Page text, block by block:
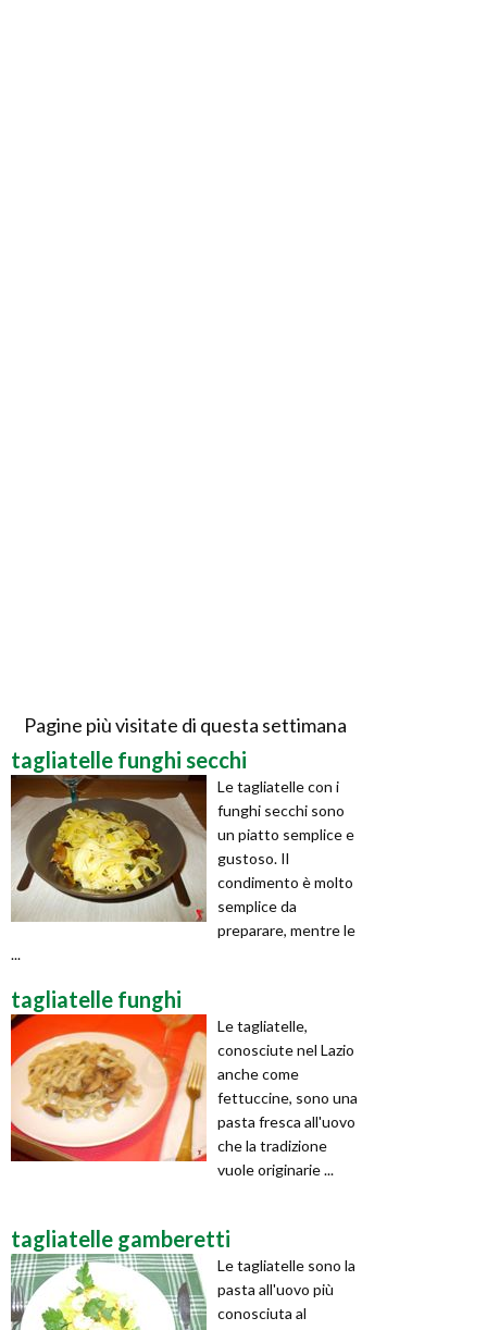
Pagine più visitate di questa settimana
tagliatelle funghi secchi
Le tagliatelle con i
funghi secchi sono
un piatto semplice e
gustoso. Il
condimento è molto
semplice da
preparare, mentre le
...
tagliatelle funghi
Le tagliatelle,
conosciute nel Lazio
anche come
fettuccine, sono una
pasta fresca all'uovo
che la tradizione
vuole originarie ...
tagliatelle gamberetti
Le tagliatelle sono la
pasta all'uovo più
conosciuta al